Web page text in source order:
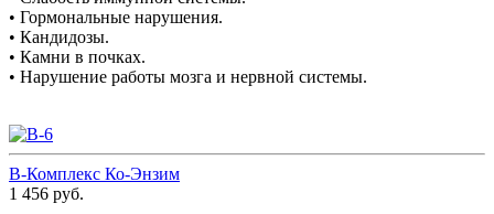
• Гормональные нарушения.
• Кандидозы.
• Камни в почках.
• Нарушение работы мозга и нервной системы.
В-Комплекс Ко-Энзим
1 456 руб.